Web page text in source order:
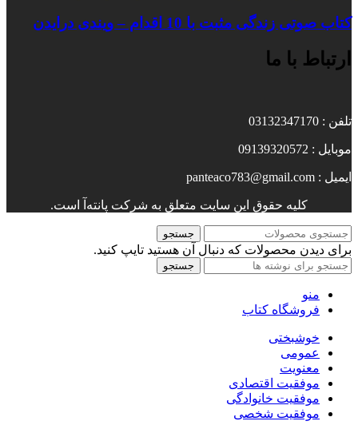
کتاب صوتی زندگی مثبت با 10 اقدام – ویندی درایدن
ارتباط با ما
تلفن : 03132347170
موبایل : 09139320572
ایمیل : panteaco783@gmail.com
کلیه حقوق این سایت متعلق به شرکت پانته‌آ است.
جستجو
برای دیدن محصولات که دنبال آن هستید تایپ کنید.
جستجو
منو
فروشگاه کتاب
خوشبختی
عمومی
معنویت
موفقیت اقتصادی
موفقیت خانوادگی
موفقیت شخصی